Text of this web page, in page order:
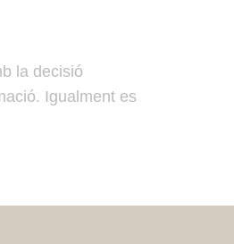
la decisió
Igualment es